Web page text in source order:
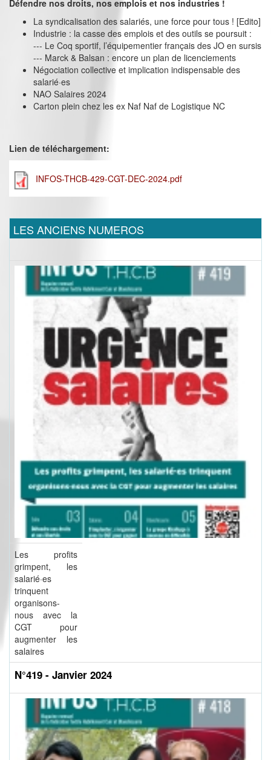
Défendre nos droits, nos emplois et nos industries !
La syndicalisation des salariés, une force pour tous ! [Edito]
Industrie : la casse des emplois et des outils se poursuit :
--- Le Coq sportif, l’équipementier français des JO en sursis
--- Marck & Balsan : encore un plan de licenciements
Négociation collective et implication indispensable des
salarié·es
NAO Salaires 2024
Carton plein chez les ex Naf Naf de Logistique NC
Lien de téléchargement:
INFOS-THCB-429-CGT-DEC-2024.pdf
LES ANCIENS NUMEROS
Les profits
grimpent, les
salarié·es
trinquent
organisons-
nous avec la
CGT pour
augmenter les
salaires
N°419 - Janvier 2024